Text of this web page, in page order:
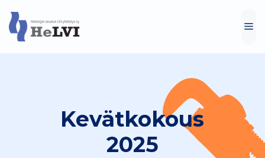
sisältöön
Kevätkokous
2025